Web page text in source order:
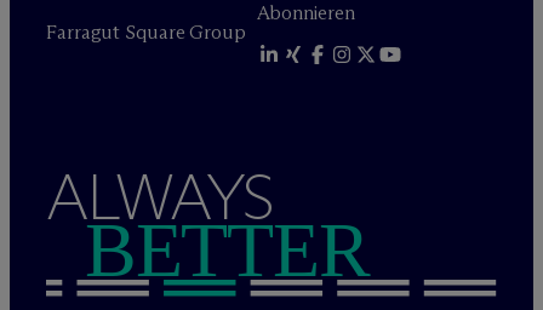
Farragut Square Group
Abonnieren
ALWAYS
BETTER